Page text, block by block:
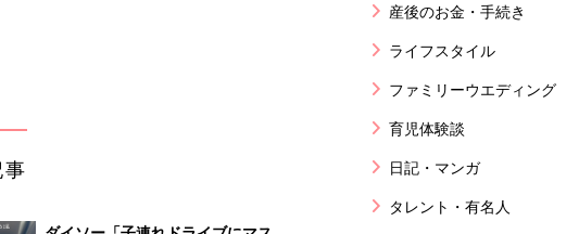
産後のお金・手続き
ライフスタイル
ファミリーウエディング
育児体験談
日記・マンガ
タレント・有名人